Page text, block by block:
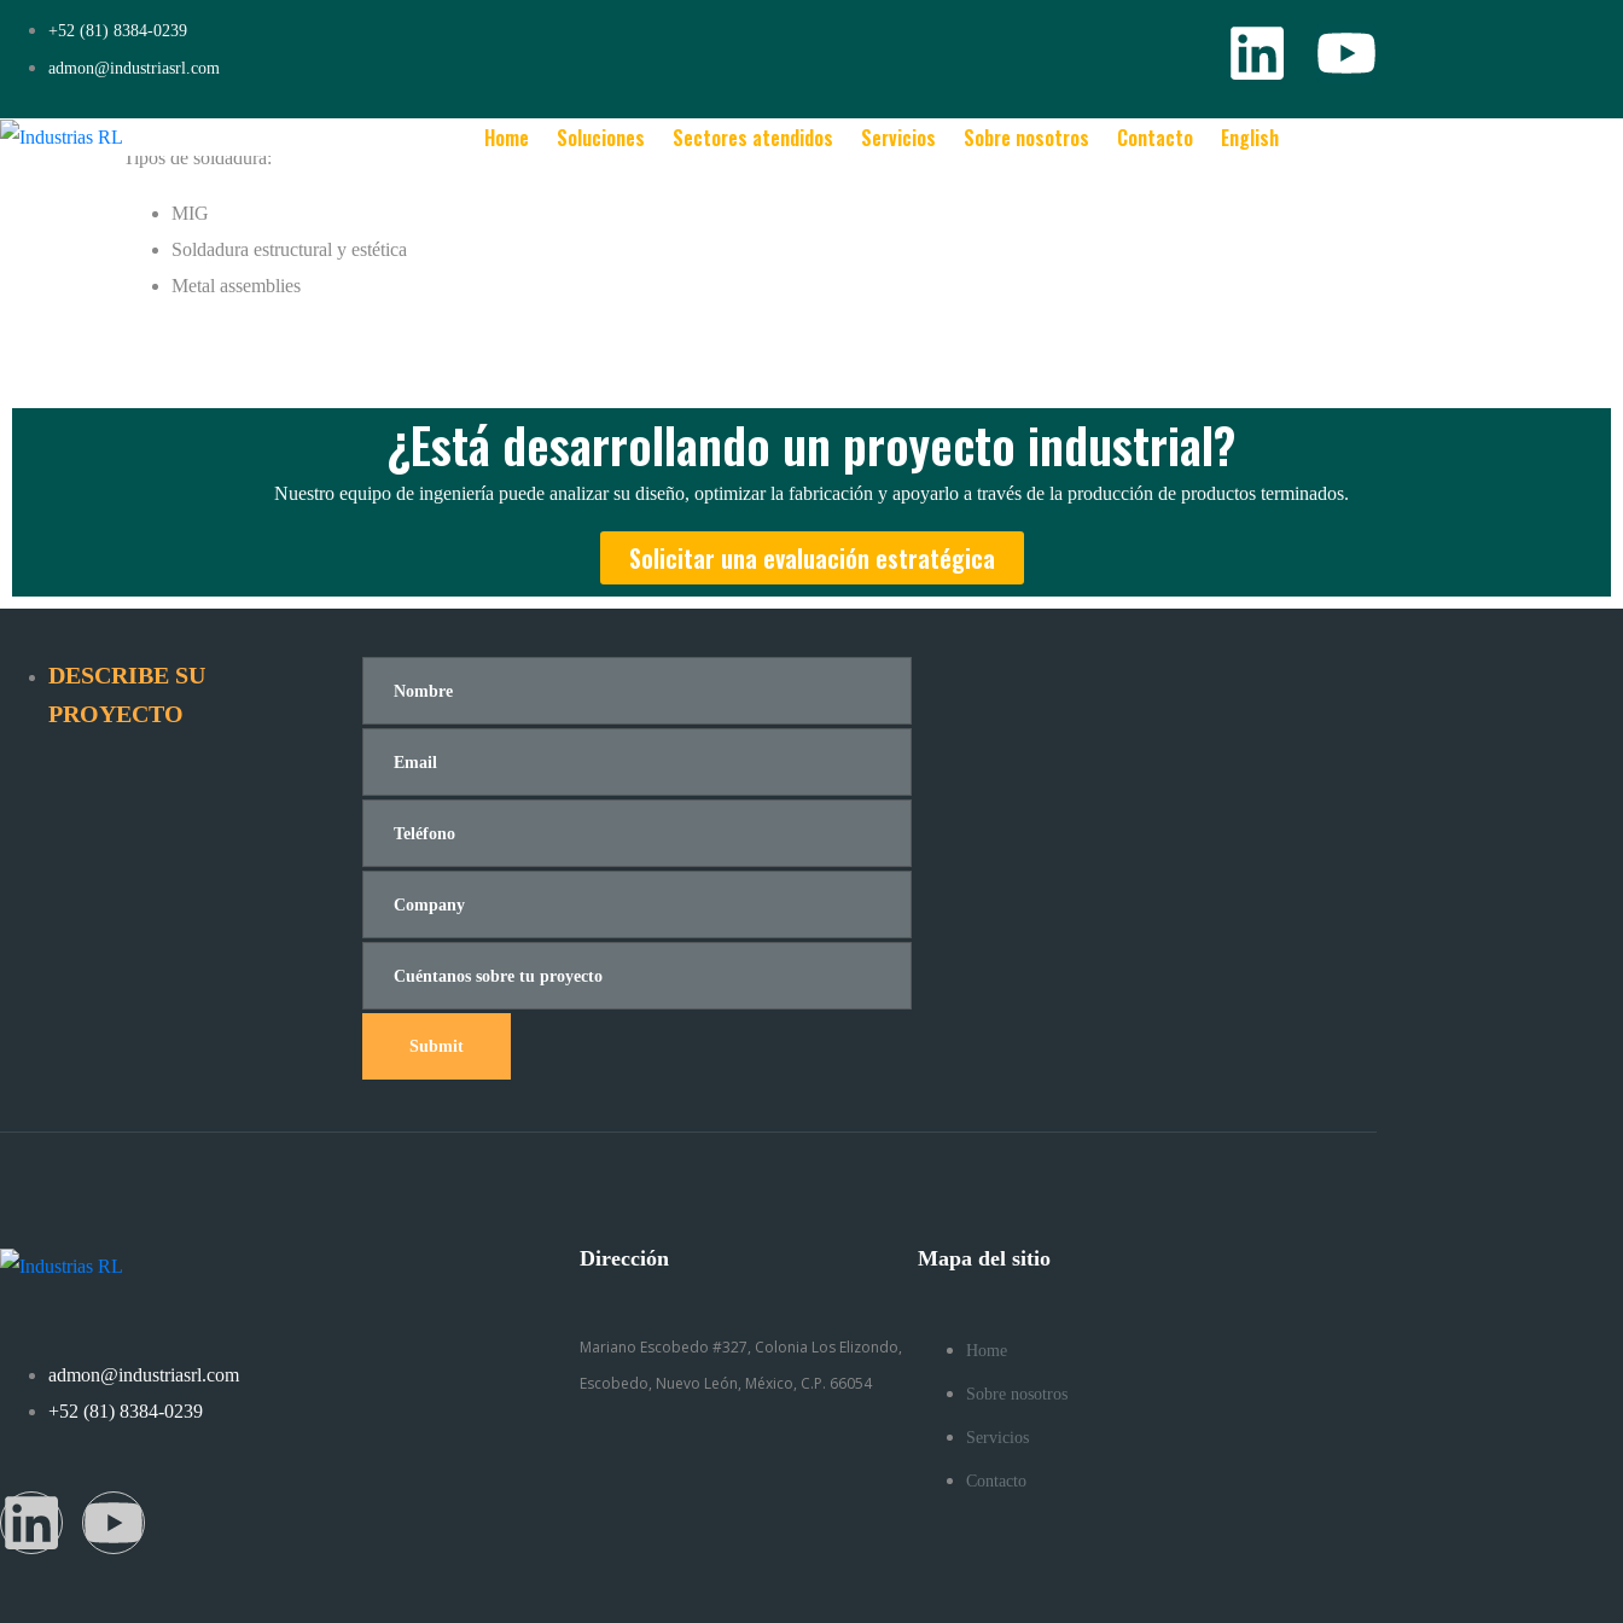
+52 (81) 8384-0239
admon@industriasrl.com
Home Soluciones Sectores atendidos Servicios Sobre nosotros Contacto English
Soldadura
Tipos de soldadura:
MIG
Soldadura estructural y estética
Metal assemblies
¿Está desarrollando un proyecto industrial?
Nuestro equipo de ingeniería puede analizar su diseño, optimizar la fabricación y apoyarlo a través de la producción de productos terminados.
Solicitar una evaluación estratégica
DESCRIBE SU
PROYECTO
Submit
admon@industriasrl.com
+52 (81) 8384-0239
Dirección
Mariano Escobedo #327, Colonia Los Elizondo,
Escobedo, Nuevo León, México, C.P. 66054
Mapa del sitio
Home
Sobre nosotros
Servicios
Contacto